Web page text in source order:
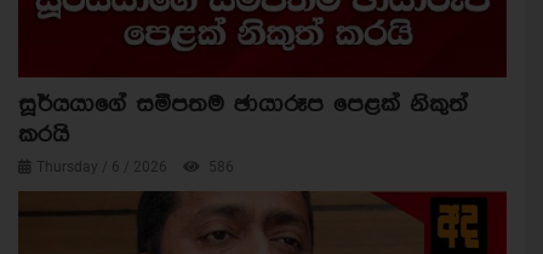
සූර්යයාගේ සමීපතම ඡායාරූප පෙළක් නිකුත්
කරයි
Thursday / 6 / 2026 586